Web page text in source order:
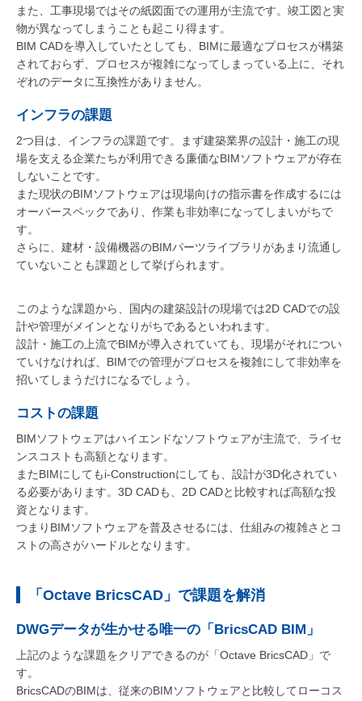
また、工事現場ではその紙図面での運用が主流です。竣工図と実
物が異なってしまうことも起こり得ます。
BIM CADを導入していたとしても、BIMに最適なプロセスが構築
されておらず、プロセスが複雑になってしまっている上に、それ
ぞれのデータに互換性がありません。
インフラの課題
2つ目は、インフラの課題です。まず建築業界の設計・施工の現
場を支える企業たちが利用できる廉価なBIMソフトウェアが存在
しないことです。
また現状のBIMソフトウェアは現場向けの指示書を作成するには
オーバースペックであり、作業も非効率になってしまいがちで
す。
さらに、建材・設備機器のBIMパーツライブラリがあまり流通し
ていないことも課題として挙げられます。
このような課題から、国内の建築設計の現場では2D CADでの設
計や管理がメインとなりがちであるといわれます。
設計・施工の上流でBIMが導入されていても、現場がそれについ
ていけなければ、BIMでの管理がプロセスを複雑にして非効率を
招いてしまうだけになるでしょう。
コストの課題
BIMソフトウェアはハイエンドなソフトウェアが主流で、ライセ
ンスコストも高額となります。
またBIMにしてもi-Constructionにしても、設計が3D化されてい
る必要があります。3D CADも、2D CADと比較すれば高額な投
資となります。
つまりBIMソフトウェアを普及させるには、仕組みの複雑さとコ
ストの高さがハードルとなります。
「Octave BricsCAD」で課題を解消
DWGデータが生かせる唯一の「BricsCAD BIM」
上記のような課題をクリアできるのが「Octave BricsCAD」で
す。
BricsCADのBIMは、従来のBIMソフトウェアと比較してローコス